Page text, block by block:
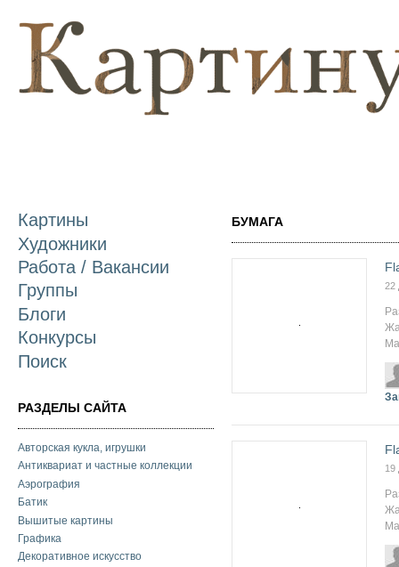
Картины
Художники
Работа / Вакансии
Группы
Блоги
Конкурсы
Поиск
РАЗДЕЛЫ САЙТА
Авторская кукла, игрушки
Антиквариат и частные коллекции
Аэрография
Батик
Вышитые картины
Графика
Декоративное искусство
БУМАГА
22
19